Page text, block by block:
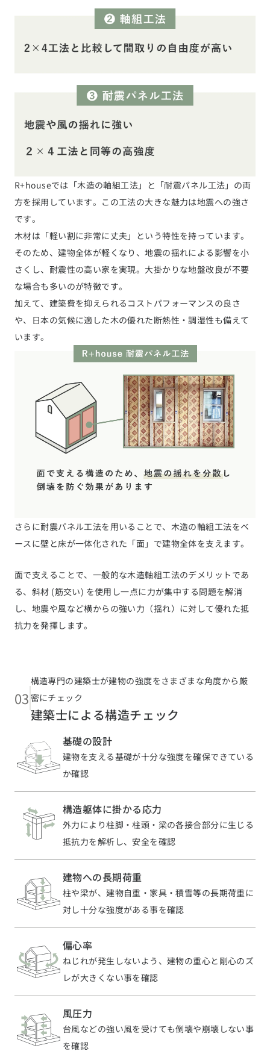
R+houseでは「木造の軸組工法」と「耐震パネル工法」の両
方を採用しています。この工法の大きな魅力は地震への強さ
です。
木材は「軽い割に非常に丈夫」という特性を持っています。
そのため、建物全体が軽くなり、地震の揺れによる影響を小
さくし、耐震性の高い家を実現。大掛かりな地盤改良が不要
な場合も多いのが特徴です。
加えて、建築費を抑えられるコストパフォーマンスの良さ
や、日本の気候に適した木の優れた断熱性・調湿性も備えて
います。
さらに耐震パネル工法を用いることで、木造の軸組工法をベ
ースに壁と床が一体化された「面」で建物全体を支えます。
面で支えることで、一般的な木造軸組工法のデメリットであ
る、斜材 (筋交い) を使用し一点に力が集中する問題を解消
し、地震や風など横からの強い力（揺れ）に対して優れた抵
抗力を発揮します。
03
構造専門の建築士が建物の強度をさまざまな角度から厳
密にチェック
建築士による構造チェック
基礎の設計
建物を支える基礎が十分な強度を確保できている
か確認
構造躯体に掛かる応力
外力により柱脚・柱頭・梁の各接合部分に生じる
抵抗力を解析し、安全を確認
建物への長期荷重
柱や梁が、建物自重・家具・積雪等の長期荷重に
対し十分な強度がある事を確認
偏心率
ねじれが発生しないよう、建物の重心と剛心のズ
レが大きくない事を確認
風圧力
台風などの強い風を受けても倒壊や崩壊しない事
を確認
お近くのイベントを探す
選択中のエリア：全国
位置情報を元に
現在地から探す
北海道・東北エリア
北海道 (3)青森県 (2)岩手県 (1)宮城県 (0)秋田県 (5)山形県 (8)
福島県 (4)
関東エリア
東京都 (14) 神奈川県 (7)
栃木県 (2)群馬県 (7)
甲信越・北陸エリア